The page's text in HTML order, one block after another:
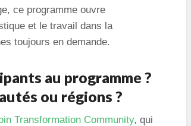
ce programme ouvre
et le travail dans la
toujours en demande.
au programme ?
ou régions ?
Transformation Community, qui